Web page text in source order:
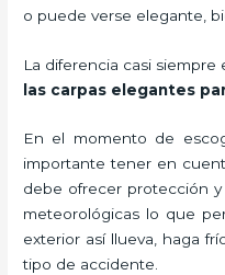
o puede verse elegante,
La diferencia casi siempre
las carpas elegantes
En el momento de
importante tener en
debe ofrecer protección
meteorológicas lo que
exterior así llueva, haga
tipo de accidente.